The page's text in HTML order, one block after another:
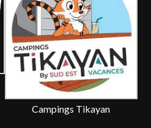
Campings Tikayan